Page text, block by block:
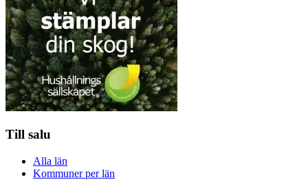
Till salu
Alla län
Kommuner per län